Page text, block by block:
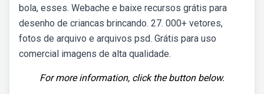
bola, esses. Webache e baixe recursos grátis para
desenho de criancas brincando. 27. 000+ vetores,
fotos de arquivo e arquivos psd. Grátis para uso
comercial imagens de alta qualidade.
For more information, click the button below.